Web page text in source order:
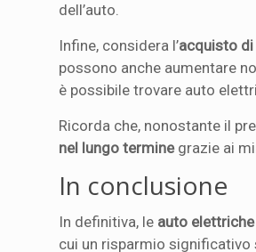
dell’auto.
Infine, considera l’acquisto di
possono anche aumentare
è possibile trovare auto
Ricorda che, nonostante il
nel lungo terminegrazie ai
In conclusione
In definitiva, le auto elettriche
cui un risparmio